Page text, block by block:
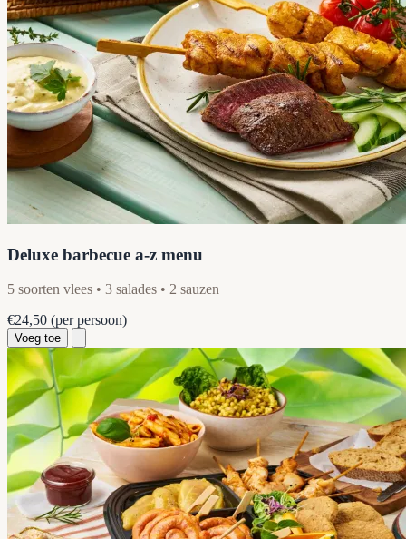
Deluxe barbecue a-z menu
5 soorten vlees • 3 salades • 2 sauzen
€24,50 (per persoon)
Voeg toe